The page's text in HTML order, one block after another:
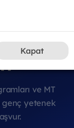
ve MT
genç yetenek
Kapat